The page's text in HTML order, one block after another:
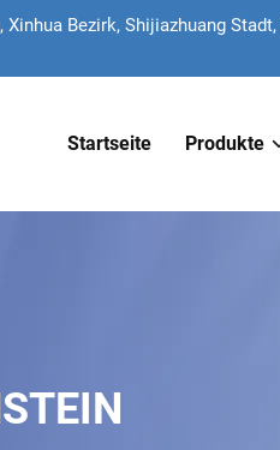
Xinhua Bezirk, Shijiazhuang
Startseite Produkte